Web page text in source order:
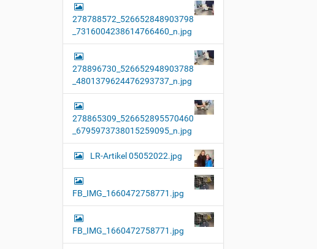
278788572_526652848903798
_7316004238614766460_n.jpg
278896730_526652948903788
_4801379624476293737_n.jpg
278865309_526652895570460
_6795973738015259095_n.jpg
LR-Artikel 05052022.jpg
FB_IMG_1660472758771.jpg
FB_IMG_1660472758771.jpg